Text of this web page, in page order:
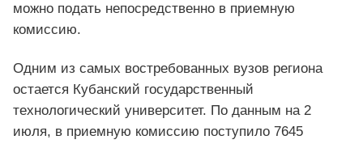
можно подать непосредственно в приемную
комиссию.
Одним из самых востребованных вузов региона
остается Кубанский государственный
технологический университет. По данным на 2
июля, в приемную комиссию поступило 7645